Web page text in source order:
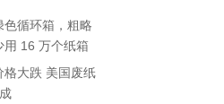
色循环箱，粗略
用 16 万个纸箱
格大跌 美国废纸